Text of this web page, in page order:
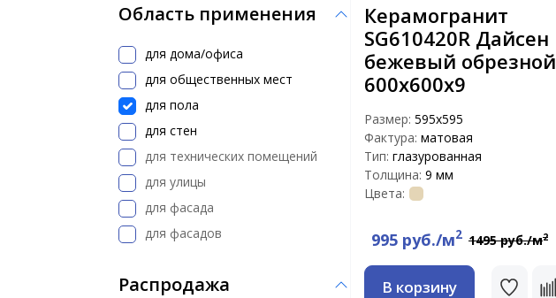
Область применения
для дома/офиса
для общественных мест
для пола
для стен
для технических помещений
для улицы
для фасада
для фасадов
Распродажа
Керамогранит
SG610420R Дайсен
бежевый обрезной
600х600х9
Размер: 595x595
Фактура: матовая
Тип: глазурованная
Толщина: 9 мм
Цвета:
995 руб./м2 1495 руб./м2
В корзину